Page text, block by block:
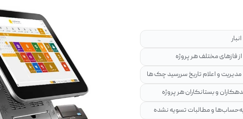
فازهای مختلف هر پروژه
و اعلام تاریخ سررسید چک ها
و بستانکاران هر پروژه
و مطالبات تسویه نشده‌